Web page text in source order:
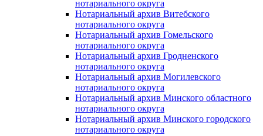
нотариального округа
Нотариальный архив Витебского
нотариального округа
Нотариальный архив Гомельского
нотариального округа
Нотариальный архив Гродненского
нотариального округа
Нотариальный архив Могилевского
нотариального округа
Нотариальный архив Минского областного
нотариального округа
Нотариальный архив Минского городского
нотариального округа